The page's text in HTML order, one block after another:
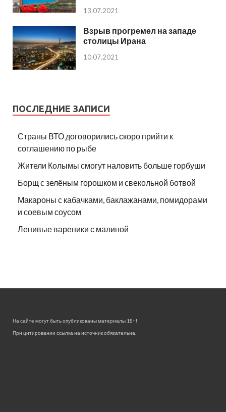
13.07.2021
Взрыв прогремел на западе
столицы Ирана
10.07.2021
ПОСЛЕДНИЕ ЗАПИСИ
Страны ВТО договорились скоро прийти к
соглашению по рыбе
Жители Колымы смогут наловить больше горбуши
Борщ с зелёным горошком и свекольной ботвой
Макароны с кабачками, баклажанами, помидорами
и соевым соусом
Ленивые вареники с малиной
На сайте могут быть опубликованы материалы 18+!
При цитировании ссылка на источник обязательна.